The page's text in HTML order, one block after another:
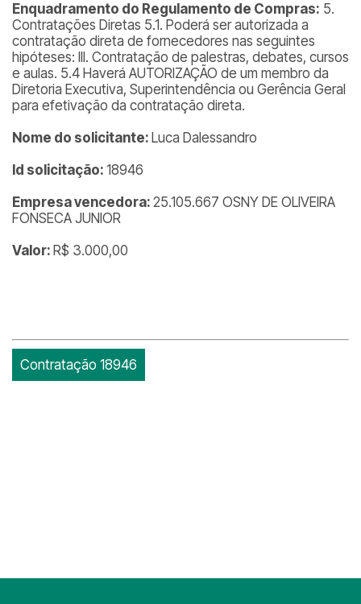
Enquadramento do Regulamento de Compras: 5.
Contratações Diretas 5.1. Poderá ser autorizada a
contratação direta de fornecedores nas seguintes
hipóteses: III. Contratação de palestras, debates, cursos
e aulas. 5.4 Haverá AUTORIZAÇÃO de um membro da
Diretoria Executiva, Superintendência ou Gerência Geral
para efetivação da contratação direta.
Nome do solicitante: Luca Dalessandro
Id solicitação: 18946
Empresa vencedora: 25.105.667 OSNY DE OLIVEIRA
FONSECA JUNIOR
Valor: R$ 3.000,00
Contratação 18946